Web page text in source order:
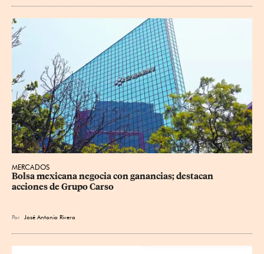
MERCADOS
Bolsa mexicana negocia con ganancias; destacan
acciones de Grupo Carso
Por José Antonio Rivera